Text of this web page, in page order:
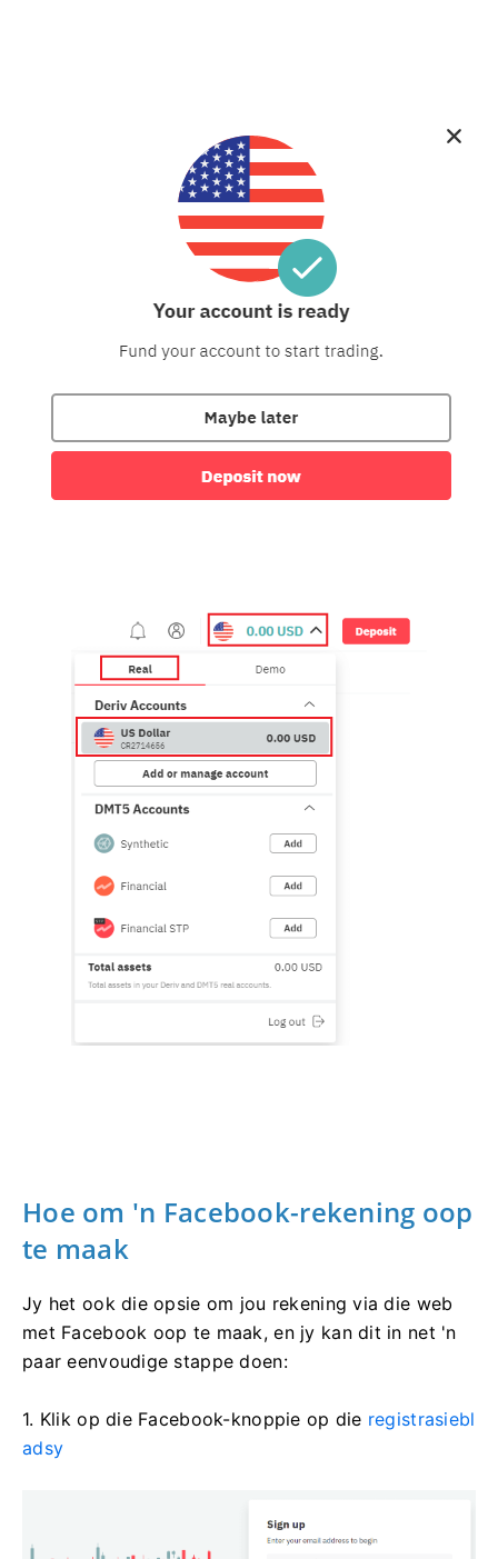
Hoe om 'n Facebook-rekening oop
te maak
Jy het ook die opsie om jou rekening via die web
met Facebook oop te maak, en jy kan dit in net 'n
paar eenvoudige stappe doen:
1. Klik op die Facebook-knoppie op die registrasiebl
adsy